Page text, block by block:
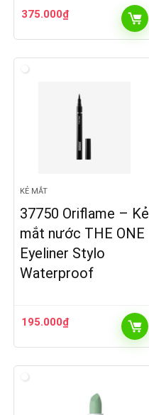
375.000₫
KẺ MẮT
37750 Oriflame – Kẻ
mắt nước THE ONE
Eyeliner Stylo
Waterproof
195.000₫